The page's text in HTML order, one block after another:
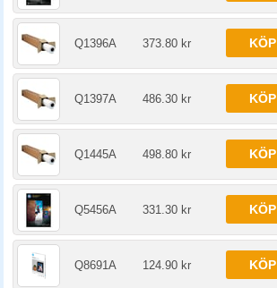
Q1396A 373.80 kr KÖP
Q1397A 486.30 kr KÖP
Q1445A 498.80 kr KÖP
Q5456A 331.30 kr KÖP
Q8691A 124.90 kr KÖP